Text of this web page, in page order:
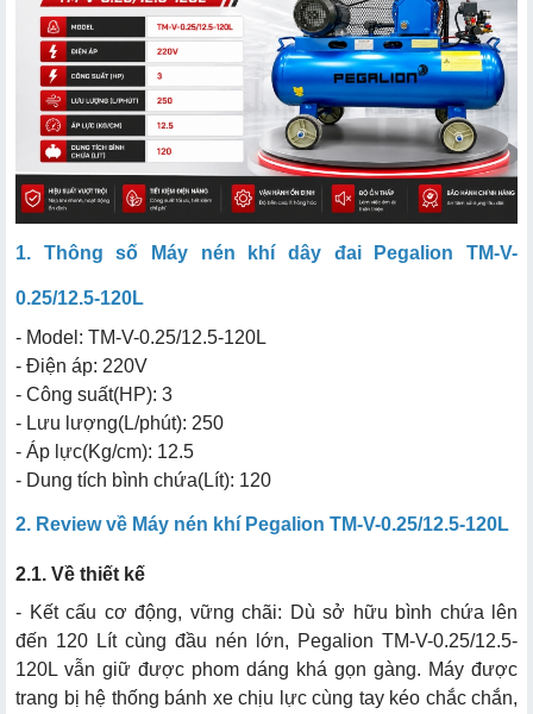
2.1. Về thiết kế
2.2. Về hiệu quả vận hành
1. Thông số Máy nén khí dây đai Pegalion TM-V-
0.25/12.5-120L
- Model: TM-V-0.25/12.5-120L
- Điện áp: 220V
- Công suất(HP): 3
- Lưu lượng(L/phút): 250
- Áp lực(Kg/cm): 12.5
- Dung tích bình chứa(Lít): 120
2. Review về Máy nén khí Pegalion TM-V-0.25/12.5-120L
2.1. Về thiết kế
- Kết cấu cơ động, vững chãi: Dù sở hữu bình chứa lên
đến 120 Lít cùng đầu nén lớn, Pegalion TM-V-0.25/12.5-
120L vẫn giữ được phom dáng khá gọn gàng. Máy được
trang bị hệ thống bánh xe chịu lực cùng tay kéo chắc chắn,